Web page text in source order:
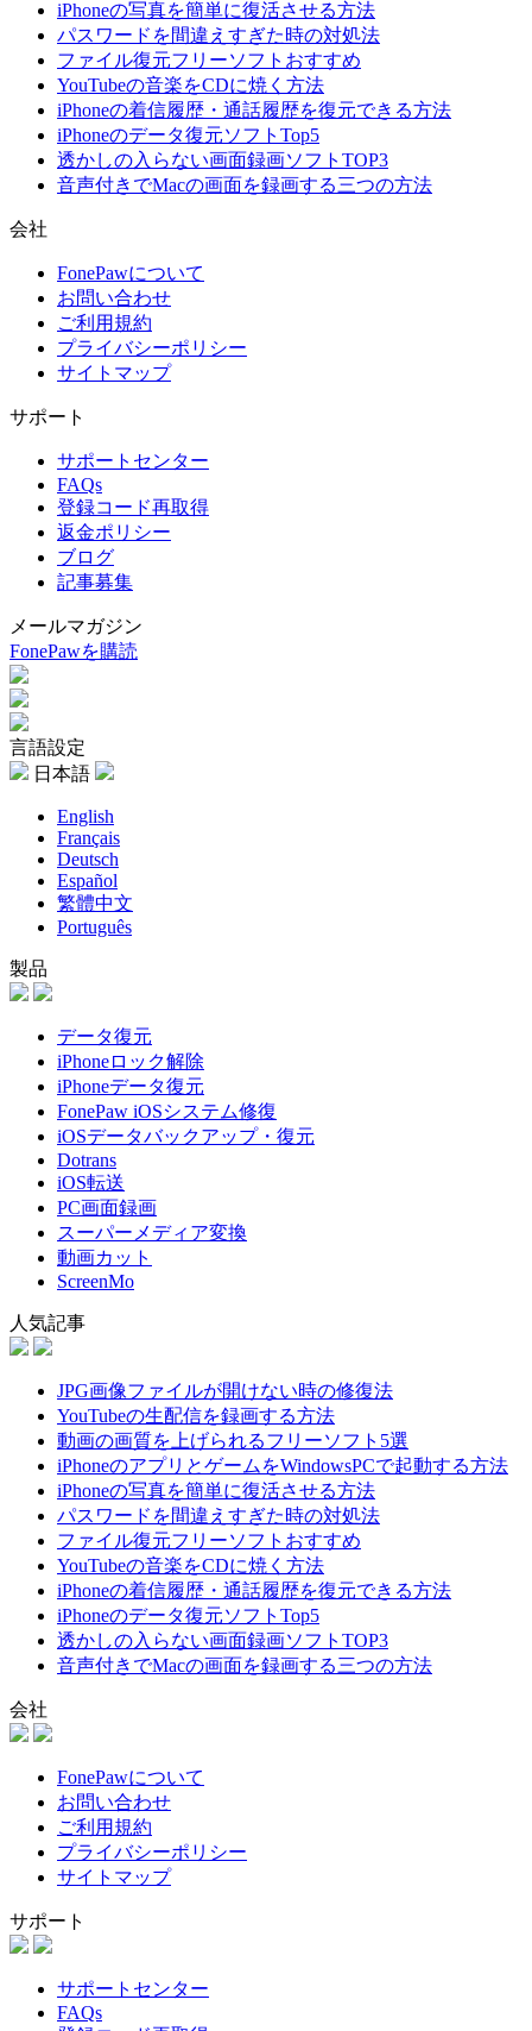
iPhoneの写真を簡単に復活させる方法
パスワードを間違えすぎた時の対処法
ファイル復元フリーソフトおすすめ
YouTubeの音楽をCDに焼く方法
iPhoneの着信履歴・通話履歴を復元できる方法
iPhoneのデータ復元ソフトTop5
透かしの入らない画面録画ソフトTOP3
音声付きでMacの画面を録画する三つの方法
会社
FonePawについて
お問い合わせ
ご利用規約
プライバシーポリシー
サイトマップ
サポート
サポートセンター
FAQs
登録コード再取得
返金ポリシー
ブログ
記事募集
メールマガジン
FonePawを購読
言語設定
日本語
English
Français
Deutsch
Español
繁體中文
Português
製品
データ復元
iPhoneロック解除
iPhoneデータ復元
FonePaw iOSシステム修復
iOSデータバックアップ・復元
Dotrans
iOS転送
PC画面録画
スーパーメディア変換
動画カット
ScreenMo
人気記事
JPG画像ファイルが開けない時の修復法
YouTubeの生配信を録画する方法
動画の画質を上げられるフリーソフト5選
iPhoneのアプリとゲームをWindowsPCで起動する方法
iPhoneの写真を簡単に復活させる方法
パスワードを間違えすぎた時の対処法
ファイル復元フリーソフトおすすめ
YouTubeの音楽をCDに焼く方法
iPhoneの着信履歴・通話履歴を復元できる方法
iPhoneのデータ復元ソフトTop5
透かしの入らない画面録画ソフトTOP3
音声付きでMacの画面を録画する三つの方法
会社
FonePawについて
お問い合わせ
ご利用規約
プライバシーポリシー
サイトマップ
サポート
サポートセンター
FAQs